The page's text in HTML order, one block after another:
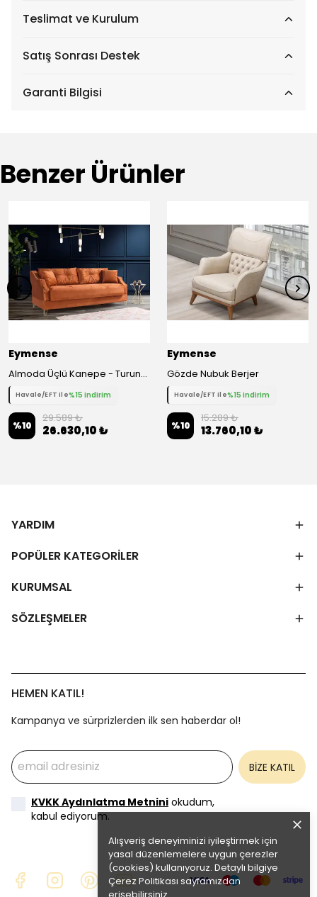
Alışveriş deneyiminizi iyileştirmek için
yasal düzenlemelere uygun çerezler
(cookies) kullanıyoruz. Detaylı bilgiye
Çerez Politikası sayfamızdan
Teslimat ve Kurulum
Satış Sonrası Destek
Garanti Bilgisi
Benzer Ürünler
Eymense
Almoda Üçlü Kanepe - Turuncu
Havale/EFT ile%15 indirim
%10
29.589 ₺
26.630,10 ₺
Eymense
Gözde Nubuk Berjer
Havale/EFT ile%15 indirim
%10
15.289 ₺
13.760,10 ₺
YARDIM
POPÜLER KATEGORİLER
KURUMSAL
SÖZLEŞMELER
HEMEN KATIL!
Kampanya ve sürprizlerden ilk sen haberdar ol!
BİZE KATIL
KVKK Aydınlatma Metnini okudum,
kabul ediyorum.